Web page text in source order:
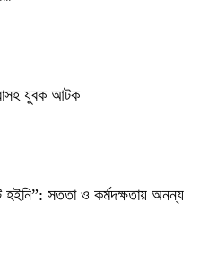
যুবক আটক
হইনি”: সততা ও কর্মদক্ষতায় অনন্য